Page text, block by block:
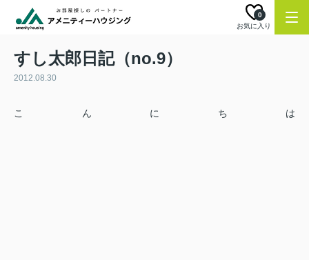
お気に入り
0
すし太郎日記（no.9）
2012.08.30
こんにちは